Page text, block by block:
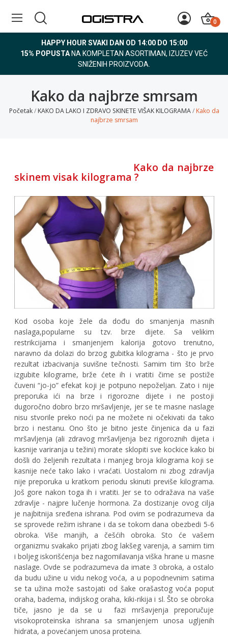
0
HAPPY HOUR SVAKI DAN OD 14:00 DO 15:00
15% POPUSTA NA KOMPLETAN ASORTIMAN, IZUZEV VEĆ
SNIŽENIH PROIZVODA.
Kako da najbrze smrsam
Početak KAKO DA LAKO I ZDRAVO SKINETE VIŠAK KILOGRAMA
Kako da
najbrze smrsam
Kako da najbrze
skinem visak kilograma ?
Kod osoba koje žele da dođu do smanjenja masnih
naslaga,popularne su tzv. brze dijete. Sa velikim
restrikcijama i smanjenjem kalorija gotovo trenutno,
naravno da dolazi do brzog gubitka kilograma - što je prvo
rezultat izbacivanja suvišne tečnosti. Samim tim što brže
izgubite kilograme, brže ćete ih i vratiti čime se postiže
čuveni “jo-jo” efekat koji je potpuno nepoželjan. Zato i nije
preporuka ići na brze i rigorozne dijete i ne postoji
dugoročno dobro brzo mršavljenje, jer se te masne naslage
nisu stvorile preko noći pa ne možete ni očekivati da tako
brzo i nestanu. Ono što je bitno jeste činjenica da u fazi
mršavljenja (ali zdravog mršavljenja bez rigoroznih dijeta i
kasnije variranja u težini) morate sklopiti sve kockice kako bi
došli do željenih rezultata i manjeg broja kilograma koji se
kasnije neće tako lako i vraćati. Uostalom ni zbog zdravlja
nije preporuka u kratkom periodu skinuti previše kilograma.
Još gore nakon toga ih i vratiti. Jer se to odražava na vaše
zdravlje - najpre lučenje hormona. Za dostizanje ovog cilja
je najbitnija sređena ishrana. Pod ovim se podrazumeva da
se sprovede režim ishrane i da se tokom dana obezbedi 5-6
obroka. Više manjih, a češćih obroka. Sto će vašem
organizmu svakako prijati zbog lakšeg varenja, a samim tim
i boljeg iskorišćenja bez nagomilavanja viška hrane u masne
naslage. Ovde se podrazumeva da imate 3 obroka, a ostalo
da budu užine u vidu nekog voća, a u popodnevnim satima
se ta užina može sastojati od šake orašastog voća poput
oraha, badema, indijskog oraha, kiki-rikija i sl. Što se obroka
tiče, jasno je da se u fazi mršavjenja preporučuje
visokoproteinska ishrana sa smanjenjem unosa ugljenih
hidrata, a povećanjem unosa proteina.